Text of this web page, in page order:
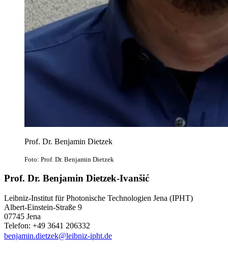
Prof. Dr. Benjamin Dietzek
Foto: Prof. Dr. Benjamin Dietzek
Prof. Dr. Benjamin Dietzek-Ivanšić
Leibniz-Institut für Photonische Technologien Jena (IPHT)
Albert-Einstein-Straße 9
07745 Jena
Telefon: +49 3641 206332
benjamin.dietzek@leibniz-ipht.de